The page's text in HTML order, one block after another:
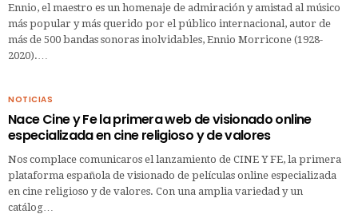
Ennio, el maestro es un homenaje de admiración y amistad al músico
más popular y más querido por el público internacional, autor de
más de 500 bandas sonoras inolvidables, Ennio Morricone (1928-
2020).…
NOTICIAS
Nace Cine y Fe la primera web de visionado online
especializada en cine religioso y de valores
Nos complace comunicaros el lanzamiento de CINE Y FE, la primera
plataforma española de visionado de películas online especializada
en cine religioso y de valores. Con una amplia variedad y un
catálog…